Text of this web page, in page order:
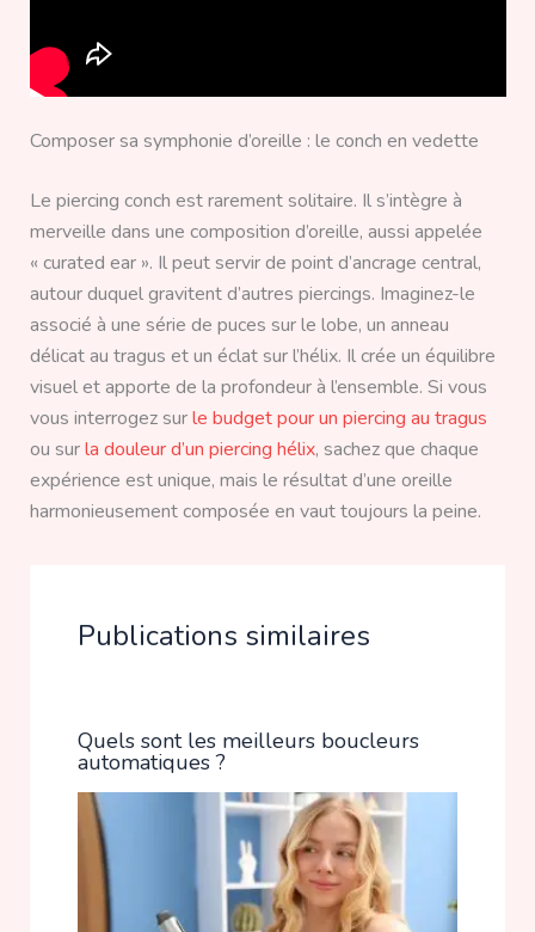
Composer sa symphonie d’oreille : le conch en vedette
Le piercing conch est rarement solitaire. Il s’intègre à
merveille dans une composition d’oreille, aussi appelée
« curated ear ». Il peut servir de point d’ancrage central,
autour duquel gravitent d’autres piercings. Imaginez-le
associé à une série de puces sur le lobe, un anneau
délicat au tragus et un éclat sur l’hélix. Il crée un équilibre
visuel et apporte de la profondeur à l’ensemble. Si vous
vous interrogez surle budget pour un piercing au tragus
ou surla douleur d’un piercing hélix, sachez que chaque
expérience est unique, mais le résultat d’une oreille
harmonieusement composée en vaut toujours la peine.
Publications similaires
Quels sont les meilleurs boucleurs
automatiques ?